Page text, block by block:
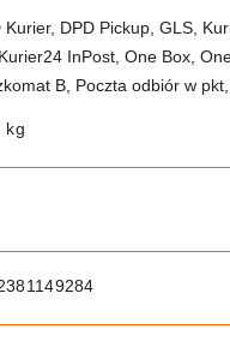
Kurier, DPD Pickup, GLS,
InPost, One Box,
B, Poczta odbiór w
kg